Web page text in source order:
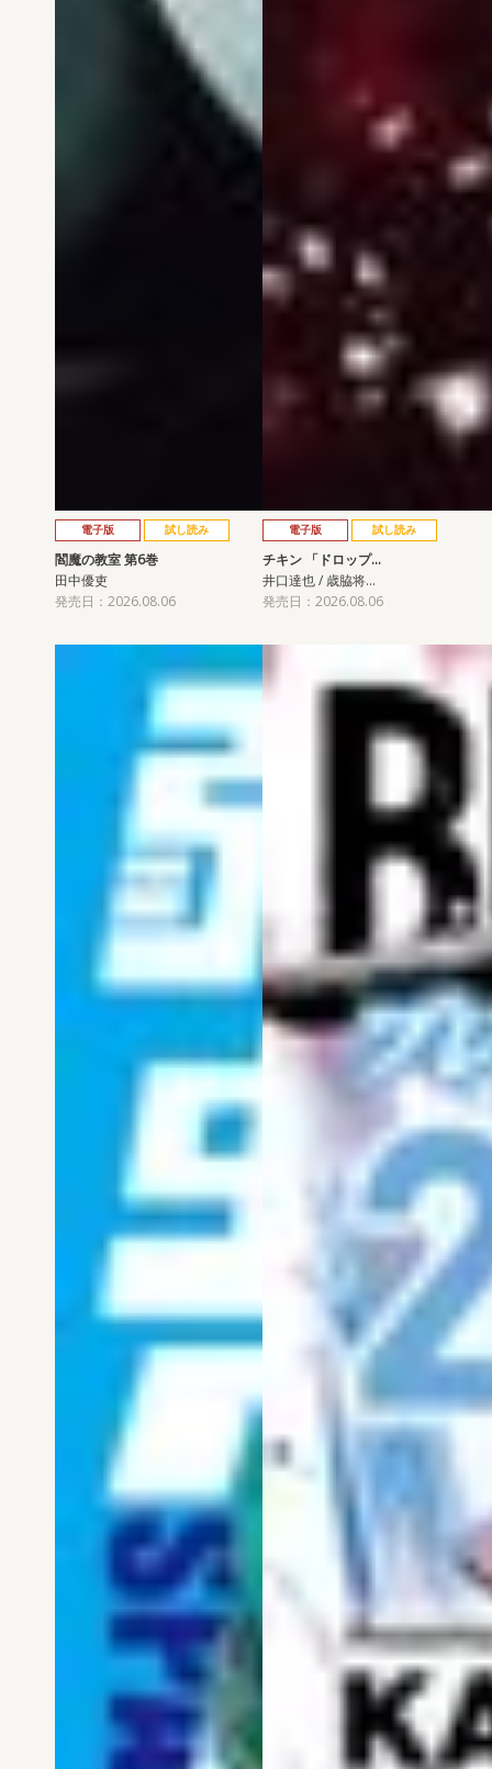
電子版 試し読み
閻魔の教室 第6巻
田中優吏
発売日：2026.08.06
電子版 試し読み
チキン 「ドロップ…
井口達也 / 歳脇将…
発売日：2026.08.06